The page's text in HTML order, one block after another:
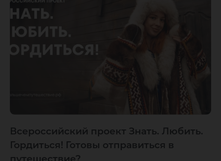
Всероссийский проект Знать. Любить.
Гордиться! Готовы отправиться в